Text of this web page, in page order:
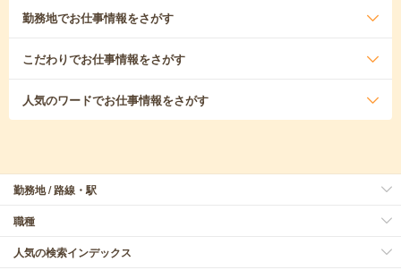
勤務地でお仕事情報をさがす
こだわりでお仕事情報をさがす
人気のワードでお仕事情報をさがす
勤務地 / 路線・駅
職種
人気の検索インデックス